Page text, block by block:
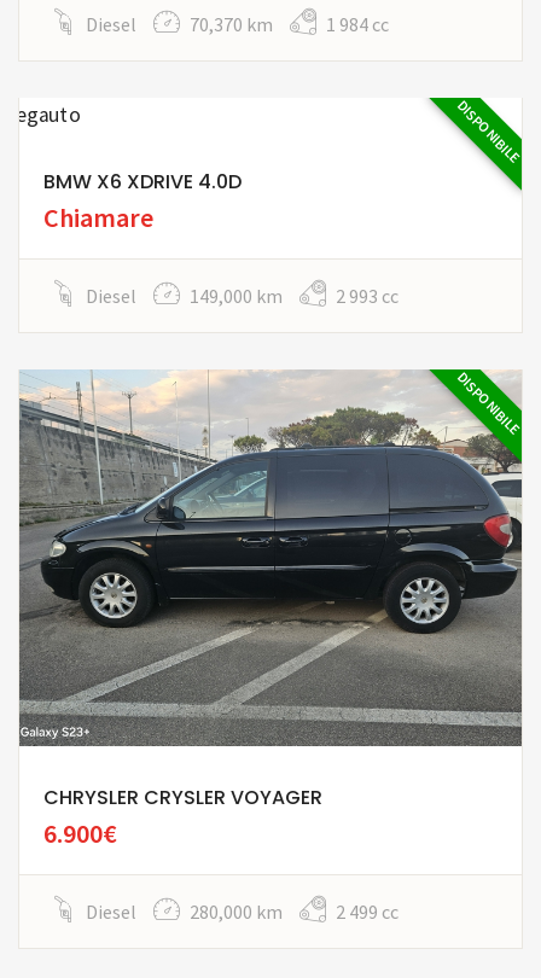
Diesel 70,370 km 1 984 cc
DISPONIBILE
BMW X6 XDRIVE 4.0D
Chiamare
Diesel 149,000 km 2 993 cc
DISPONIBILE
CHRYSLER CRYSLER VOYAGER
6.900€
Diesel 280,000 km 2 499 cc